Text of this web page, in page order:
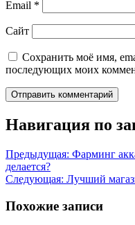
Email *
Сайт
Сохранить моё имя,
последующих моих
Навигация по
Предыдущая: Фарминг
делается?
Следующая: Лучший
Похожие записи